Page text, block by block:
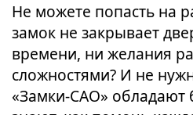
Не можете попасть на
замок не закрывает
времени, ни желания
сложностями? И не
«Замки-САО» обладают